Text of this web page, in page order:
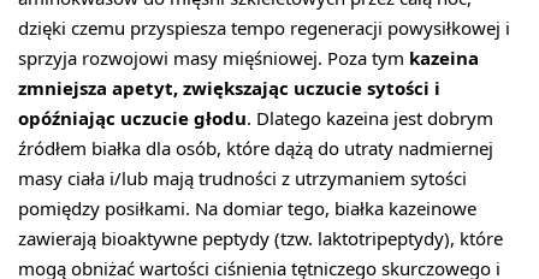
dzięki czemu przyspiesza tempo regeneracji powysiłkowej i
sprzyja rozwojowi masy mięśniowej. Poza tym kazeina
zmniejsza apetyt, zwiększając uczucie sytości i
opóźniając uczucie głodu . Dlatego kazeina jest dobrym
źródłem białka dla osób, które dążą do utraty nadmiernej
masy ciała i/lub mają trudności z utrzymaniem sytości
pomiędzy posiłkami. Na domiar tego, białka kazeinowe
zawierają bioaktywne peptydy (tzw. laktotripeptydy), które
mogą obniżać wartości ciśnienia tętniczego skurczowego i